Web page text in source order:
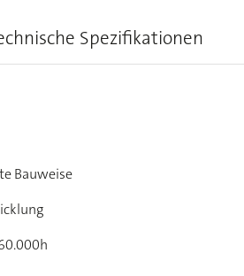
Spezifikationen
Bauweise